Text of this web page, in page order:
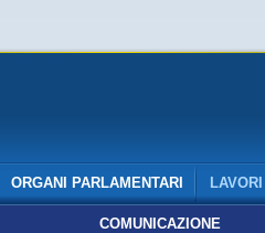
ORGANI PARLAMENTARI LAVORI
COMUNICAZIONE